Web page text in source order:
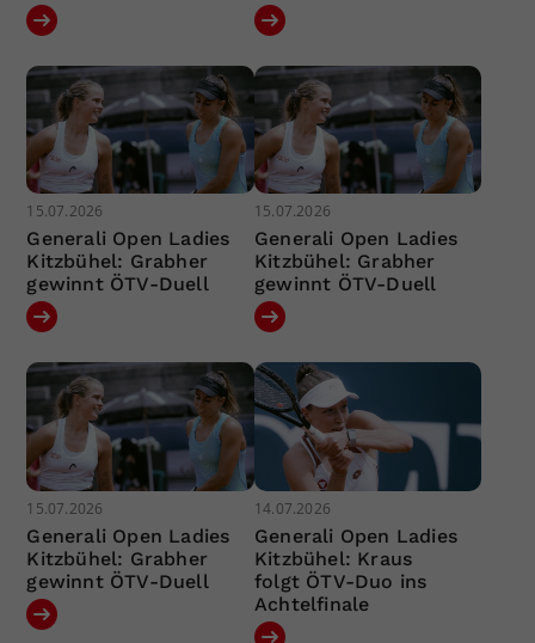
15.07.2026
Generali Open Ladies
Kitzbühel: Grabher
gewinnt ÖTV-Duell
15.07.2026
Generali Open Ladies
Kitzbühel: Grabher
gewinnt ÖTV-Duell
15.07.2026
Generali Open Ladies
Kitzbühel: Grabher
gewinnt ÖTV-Duell
14.07.2026
Generali Open Ladies
Kitzbühel: Kraus
folgt ÖTV-Duo ins
Achtelfinale